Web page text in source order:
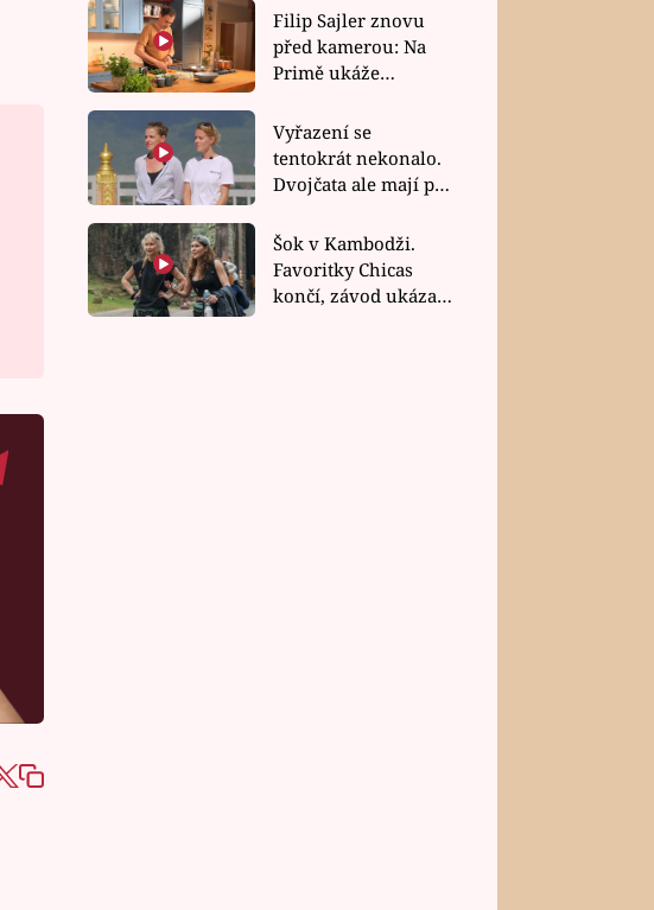
Filip Sajler znovu
před kamerou: Na
Primě ukáže
rychlé recepty
Vyřazení se
tentokrát nekonalo.
Dvojčata ale mají po
závodu nůž na krku
Šok v Kambodži.
Favoritky Chicas
končí, závod ukázal